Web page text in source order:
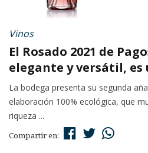
Vinos
El Rosado 2021 de
elegante y versátil, es
La bodega presenta su segunda
elaboración 100% ecológica, que
riqueza ...
Compartir en: